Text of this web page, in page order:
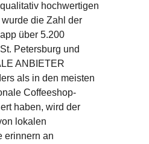
hochwertigen
die Zahl der
über 5.200
Petersburg und
ANBIETER
als in den meisten
Coffeeshop-
haben, wird der
lokalen
erinnern an